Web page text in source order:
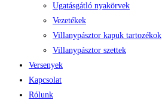
Ugatásgátló nyakörvek
Vezetékek
Villanypásztor kapuk tartozékok
Villanypásztor szettek
Versenyek
Kapcsolat
Rólunk